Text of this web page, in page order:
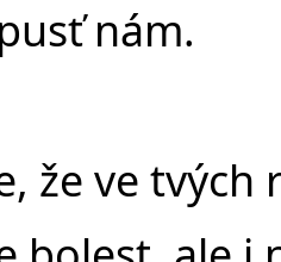
nám.
že ve tvých